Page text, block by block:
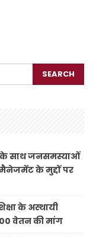
के साथ जनसमस्याओं
मैनेजमेंट के मुद्दों पर
के अस्थायी
वेतन की मांग